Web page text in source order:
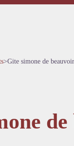
>Gite simone de beauvoir